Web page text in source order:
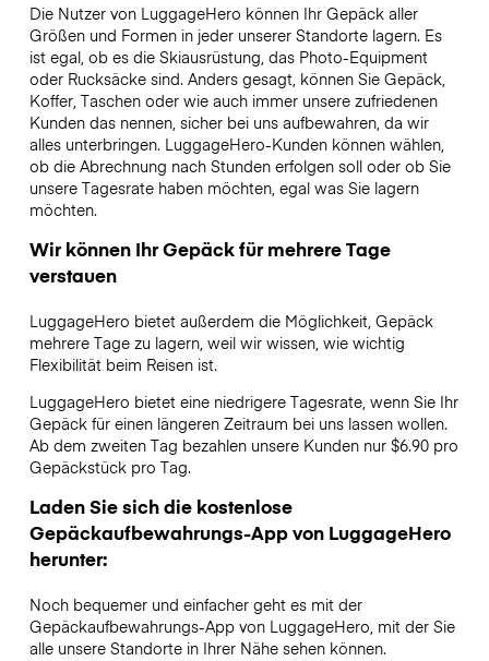
Die Nutzer von LuggageHero können Ihr Gepäck aller
Größen und Formen in jeder unserer Standorte lagern. Es
ist egal, ob es die Skiausrüstung, das Photo-Equipment
oder Rucksäcke sind. Anders gesagt, können Sie Gepäck,
Koffer, Taschen oder wie auch immer unsere zufriedenen
Kunden das nennen, sicher bei uns aufbewahren, da wir
alles unterbringen. LuggageHero-Kunden können wählen,
ob die Abrechnung nach Stunden erfolgen soll oder ob Sie
unsere Tagesrate haben möchten, egal was Sie lagern
möchten.
Wir können Ihr Gepäck für mehrere Tage
verstauen
LuggageHero bietet außerdem die Möglichkeit, Gepäck
mehrere Tage zu lagern, weil wir wissen, wie wichtig
Flexibilität beim Reisen ist.
LuggageHero bietet eine niedrigere Tagesrate, wenn Sie Ihr
Gepäck für einen längeren Zeitraum bei uns lassen wollen.
Ab dem zweiten Tag bezahlen unsere Kunden nur $6.90 pro
Gepäckstück pro Tag.
Laden Sie sich die kostenlose
Gepäckaufbewahrungs-App von LuggageHero
herunter:
Noch bequemer und einfacher geht es mit der
Gepäckaufbewahrungs-App von LuggageHero, mit der Sie
alle unsere Standorte in Ihrer Nähe sehen können.